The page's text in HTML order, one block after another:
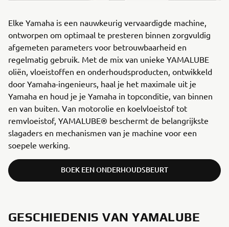
Elke Yamaha is een nauwkeurig vervaardigde machine,
ontworpen om optimaal te presteren binnen zorgvuldig
afgemeten parameters voor betrouwbaarheid en
regelmatig gebruik. Met de mix van unieke YAMALUBE
oliën, vloeistoffen en onderhoudsproducten, ontwikkeld
door Yamaha-ingenieurs, haal je het maximale uit je
Yamaha en houd je je Yamaha in topconditie, van binnen
en van buiten. Van motorolie en koelvloeistof tot
remvloeistof, YAMALUBE® beschermt de belangrijkste
slagaders en mechanismen van je machine voor een
soepele werking.
BOEK EEN ONDERHOUDSBEURT
GESCHIEDENIS VAN YAMALUBE